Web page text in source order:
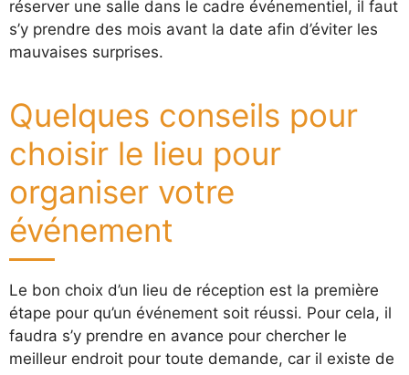
réserver une salle dans le cadre événementiel, il faut
s’y prendre des mois avant la date afin d’éviter les
mauvaises surprises.
Quelques conseils pour
choisir le lieu pour
organiser votre
événement
Le bon choix d’un lieu de réception est la première
étape pour qu’un événement soit réussi. Pour cela, il
faudra s’y prendre en avance pour chercher le
meilleur endroit pour toute demande, car il existe de